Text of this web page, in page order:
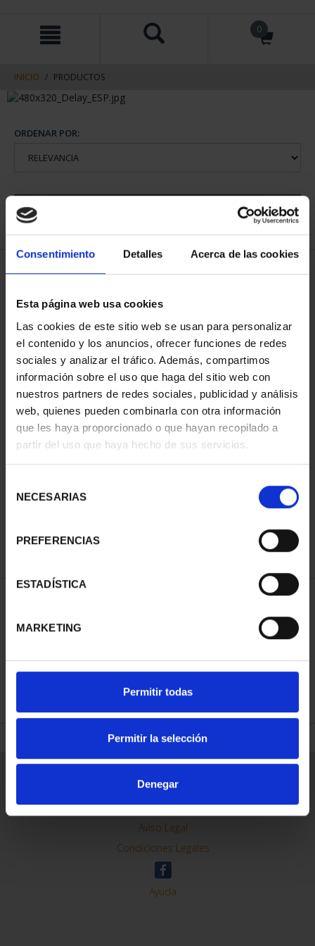
Consentimiento Detalles Acerca de las cookies
Esta página web usa cookies
Las cookies de este sitio web se usan para personalizar
el contenido y los anuncios, ofrecer funciones de redes
sociales y analizar el tráfico. Además, compartimos
información sobre el uso que haga del sitio web con
nuestros partners de redes sociales, publicidad y análisis
web, quienes pueden combinarla con otra información
que les haya proporcionado o que hayan recopilado a
partir del uso que haya hecho de sus servicios.
NECESARIAS
PREFERENCIAS
ESTADÍSTICA
MARKETING
Permitir todas
Permitir la selección
Denegar
contenido
navegacin
0
INICIO PRODUCTOS
ORDENAR POR:
1 Productos encontrados
73,00 €
REFINAR
Contacto
Preguntas Frequentes (FAQs)
Aviso Legal
Condiciones Legales
Ayuda